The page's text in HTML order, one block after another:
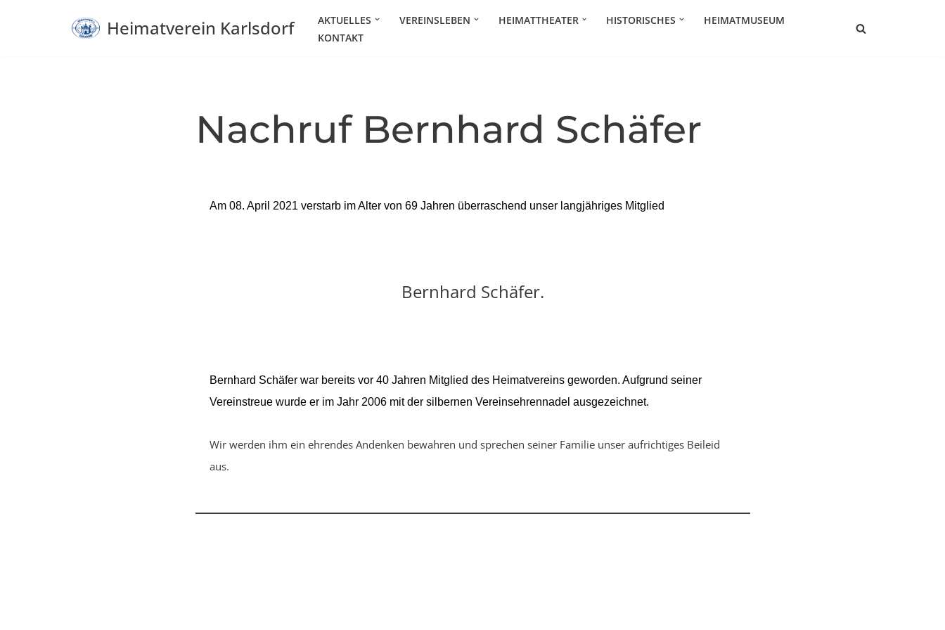
Heimatverein Karlsdorf AKTUELLES VEREINSLEBEN HEIMATTHEATER HISTORISCHES
HEIMATMUSEUM
KONTAKT
Nachruf Bernhard Schäfer
Am 08. April 2021 verstarb im Alter von 69 Jahren überraschend unser langjähriges Mitglied
Bernhard Schäfer.
Bernhard Schäfer war bereits vor 40 Jahren Mitglied des Heimatvereins geworden. Aufgrund seiner
Vereinstreue wurde er im Jahr 2006 mit der silbernen Vereinsehrennadel ausgezeichnet.
Wir werden ihm ein ehrendes Andenken bewahren und sprechen seiner Familie unser aufrichtiges Beileid
aus.